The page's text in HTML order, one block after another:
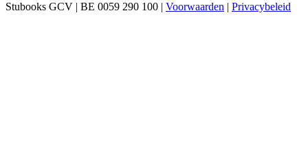
Stubooks GCV | BE 0059 290 100 | Voorwaarden | Privacybeleid